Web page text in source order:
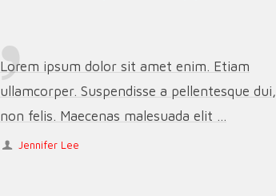
Lorem ipsum dolor sit amet enim. Etiam
ullamcorper. Suspendisse a pellentesque dui,
non felis. Maecenas malesuada elit ...
Jennifer Lee